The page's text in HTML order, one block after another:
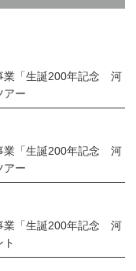
業「生誕200年記念 河
アー
業「生誕200年記念 河
アー
業「生誕200年記念 河